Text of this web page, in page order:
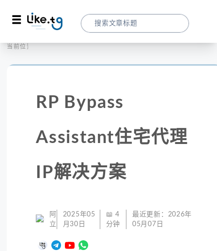
当前位置：
RP Bypass
Assistant住宅代理
IP解决方案
阿
立
2025年05
月30日
📖 4
分钟
最近更新： 2026年
05月07日